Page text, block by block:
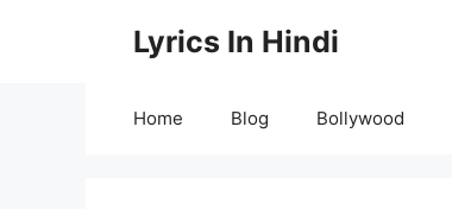
Lyrics In Hindi
Home Blog Bollywood